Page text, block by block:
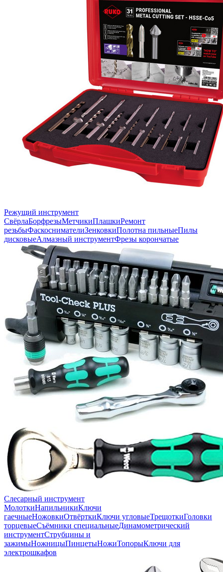
Режущий инструмент
СвёрлаБорфрезыМетчикиПлашкиРемонт
резьбыФаскоснимателиЗенковкиПолотна пильныеПилы
дисковыеАлмазный инструментФрезы корончатые
Слесарный инструмент
МолоткиНапильникиКлючи
гаечныеНожовкиОтвёрткиКлючи угловыеТрещоткиГоловки
торцевыеСъёмники специальныеДинамометрический
инструментСтрубцины и
зажимыНожницыПинцетыНожиТопорыКлючи для
электрошкафов